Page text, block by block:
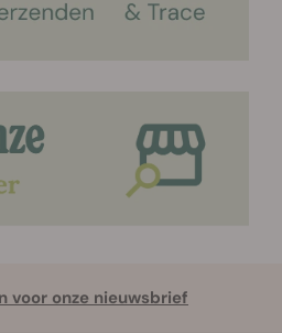
voor onze nieuwsbrief